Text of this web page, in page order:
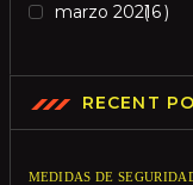
marzo 20216
RECENT
MEDIDAS DE